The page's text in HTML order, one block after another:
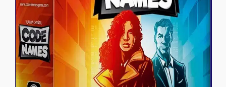
Naruto Mythos
Autres
Tapis de jeu